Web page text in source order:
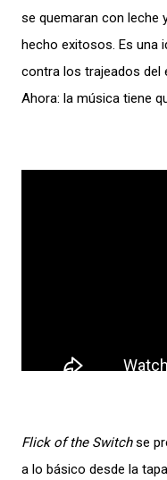
se quemaran con leche
hecho exitosos. Es una
contra los trajeados del
Ahora: la música tiene
Flick of the Switchse
a lo básico desde la